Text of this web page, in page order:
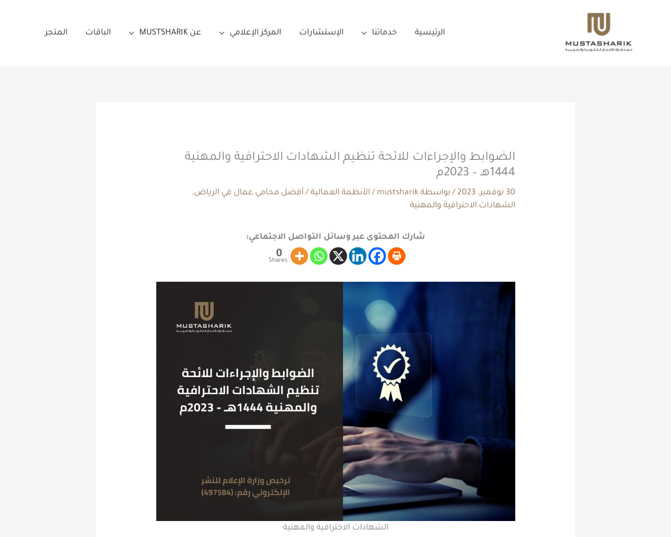
الرئيسية خدماتنا الإستشارات المركز الإعلامي عن MUSTSHARIK الباقات المتجر
الضوابط والإجراءات للائحة تنظيم الشهادات الاحترافية والمهنية
1444هـ – 2023م
30 نوفمبر، 2023 / بواسطة mustsharik
/ الأنظمة العمالية / أفضل محامي عمال في الرياض,
الشهادات الاحترافية والمهنية
شارك المحتوى عبر وسائل التواصل الاجتماعي:
0
Shares
الشهادات الاحترافية والمهنية